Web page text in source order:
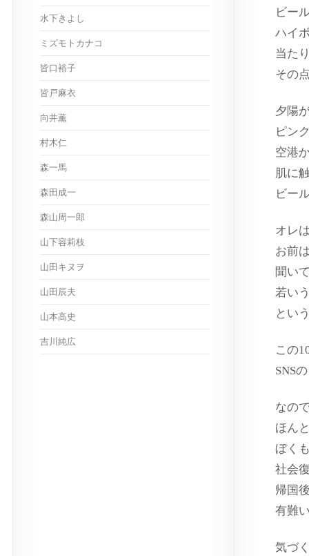
ビー
ハイ
当た
その
夕陽
ピン
空港
肌に
ビー
オレ
お前
聞い
若い
とい
この
SNS
なの
ほん
ぼく
社会
帰国
有難
気づ
水下きよし
ミズモトカナコ
皆口裕子
皆戸麻衣
向井薫
村木仁
森一馬
森田成一
森山周一郎
山下容莉枝
山田キヌヲ
山田辰夫
山本高史
吉川純広